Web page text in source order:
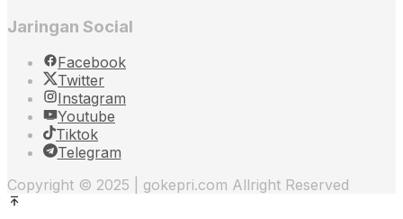
Jaringan Social
Facebook
Twitter
Instagram
Youtube
Tiktok
Telegram
Copyright © 2025 | gokepri.com Allright Reserved